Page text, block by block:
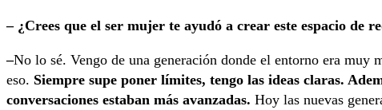
– ¿Crees que el ser mujer te ayudó a crear este espacio de
–No lo sé. Vengo de una generación donde el entorno era muy
eso. Siempre supe poner límites, tengo las ideas claras.
conversaciones estaban más avanzadas. Hoy las nuevas